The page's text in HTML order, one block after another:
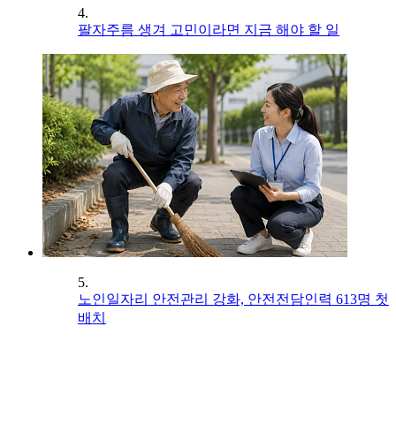
4.
팔자주름 생겨 고민이라면 지금 해야 할 일
5.
노인일자리 안전관리 강화, 안전전담인력 613명 첫
배치